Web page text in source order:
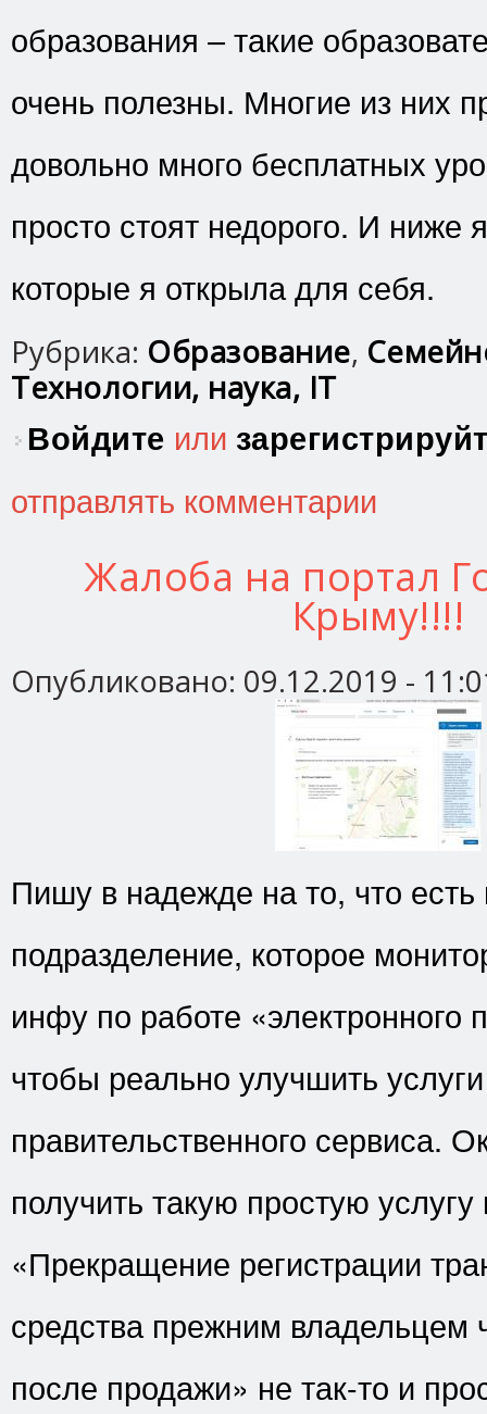
образования – такие
очень полезны. Многие из них
довольно много бесплатных
просто стоят недорого. И ниже
которые я открыла для себя.
Рубрика: Образование,
Технологии, наука, IT
Войдите или
отправлять комментарии
Жалоба на портал
Крыму!!!!
Опубликовано: 09.12.2019 -
Пишу в надежде на то, что есть
подразделение, которое
инфу по работе «электронного
чтобы реально улучшить
правительственного сервиса.
получить такую простую услугу
«Прекращение регистрации
средства прежним владельцем
после продажи» не так-то и